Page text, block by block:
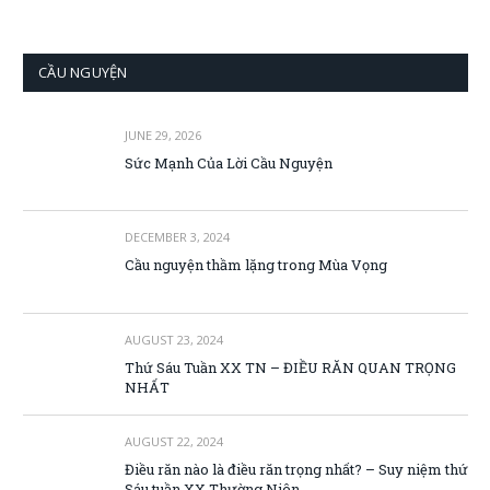
CẦU NGUYỆN
JUNE 29, 2026
Sức Mạnh Của Lời Cầu Nguyện
DECEMBER 3, 2024
Cầu nguyện thầm lặng trong Mùa Vọng
AUGUST 23, 2024
Thứ Sáu Tuần XX TN – ĐIỀU RĂN QUAN TRỌNG
NHẤT
AUGUST 22, 2024
Điều răn nào là điều răn trọng nhất? – Suy niệm thứ